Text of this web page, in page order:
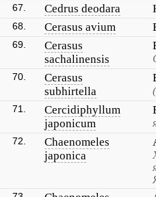
67. Cedrus deodara
68. Cerasus avium
69.
Cerasus
sachalinensis
70.
Cerasus
subhirtella
71.
Cercidiphyllum
japonicum
72.
Chaenomeles
japonica